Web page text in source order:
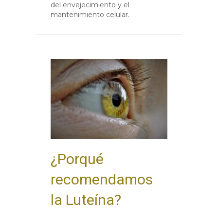
del envejecimiento y el
mantenimiento celular.
¿Porqué
recomendamos
la Luteína?